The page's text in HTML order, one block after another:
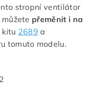
stropní ventilátor
přeměnit i na
kitu 2689 a
tomuto modelu.